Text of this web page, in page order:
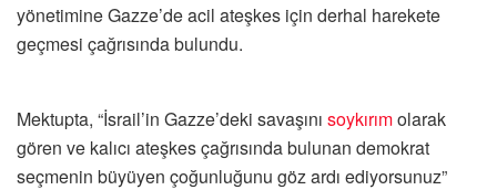
yönetimine Gazze’de acil ateşkes için derhal harekete
geçmesi çağrısında bulundu.
Mektupta, “İsrail’in Gazze’deki savaşını soykırımolarak
gören ve kalıcı ateşkes çağrısında bulunan demokrat
seçmenin büyüyen çoğunluğunu göz ardı ediyorsunuz”